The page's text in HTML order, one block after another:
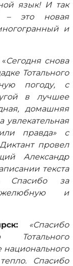
язык! И так
– это новая
и
«Сегодня снова
Тотального
погоду, с
в лучшее
домашняя
увлекательная
правда» с
провел
Александр
текста
Спасибо за
и
«Спасибо
национального
Спасибо